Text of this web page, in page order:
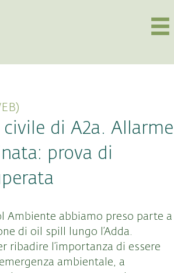
civile di A2a. Allarme
prova di
Ambiente abbiamo preso parte a
di oil spill lungo l’Adda.
ribadire l’importanza di essere
ambientale, a